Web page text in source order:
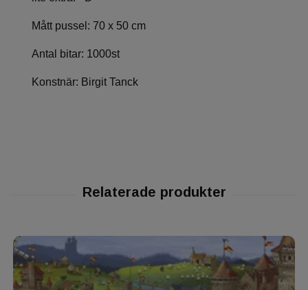
Mått pussel: 70 x 50 cm
Antal bitar: 1000st
Konstnär: Birgit Tanck